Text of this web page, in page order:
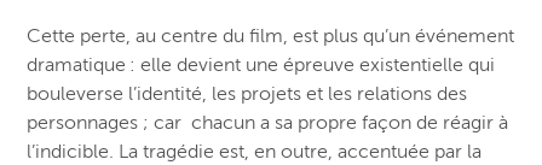
Cette perte, au centre du film, est plus qu’un événement
dramatique : elle devient une épreuve existentielle qui
bouleverse l’identité, les projets et les relations des
personnages ; car chacun a sa propre façon de réagir à
l’indicible. La tragédie est, en outre, accentuée par la